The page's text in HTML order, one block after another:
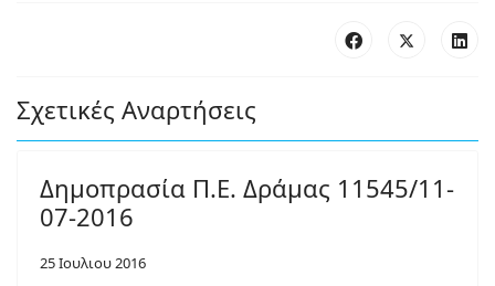
Σχετικές Αναρτήσεις
Δημοπρασία Π.Ε. Δράμας 11545/11-
07-2016
25 Ιουλιου 2016